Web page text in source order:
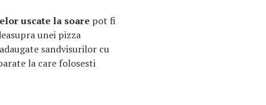
uscate la soare pot fi
unei pizza
sandvisurilor cu
la care folosesti